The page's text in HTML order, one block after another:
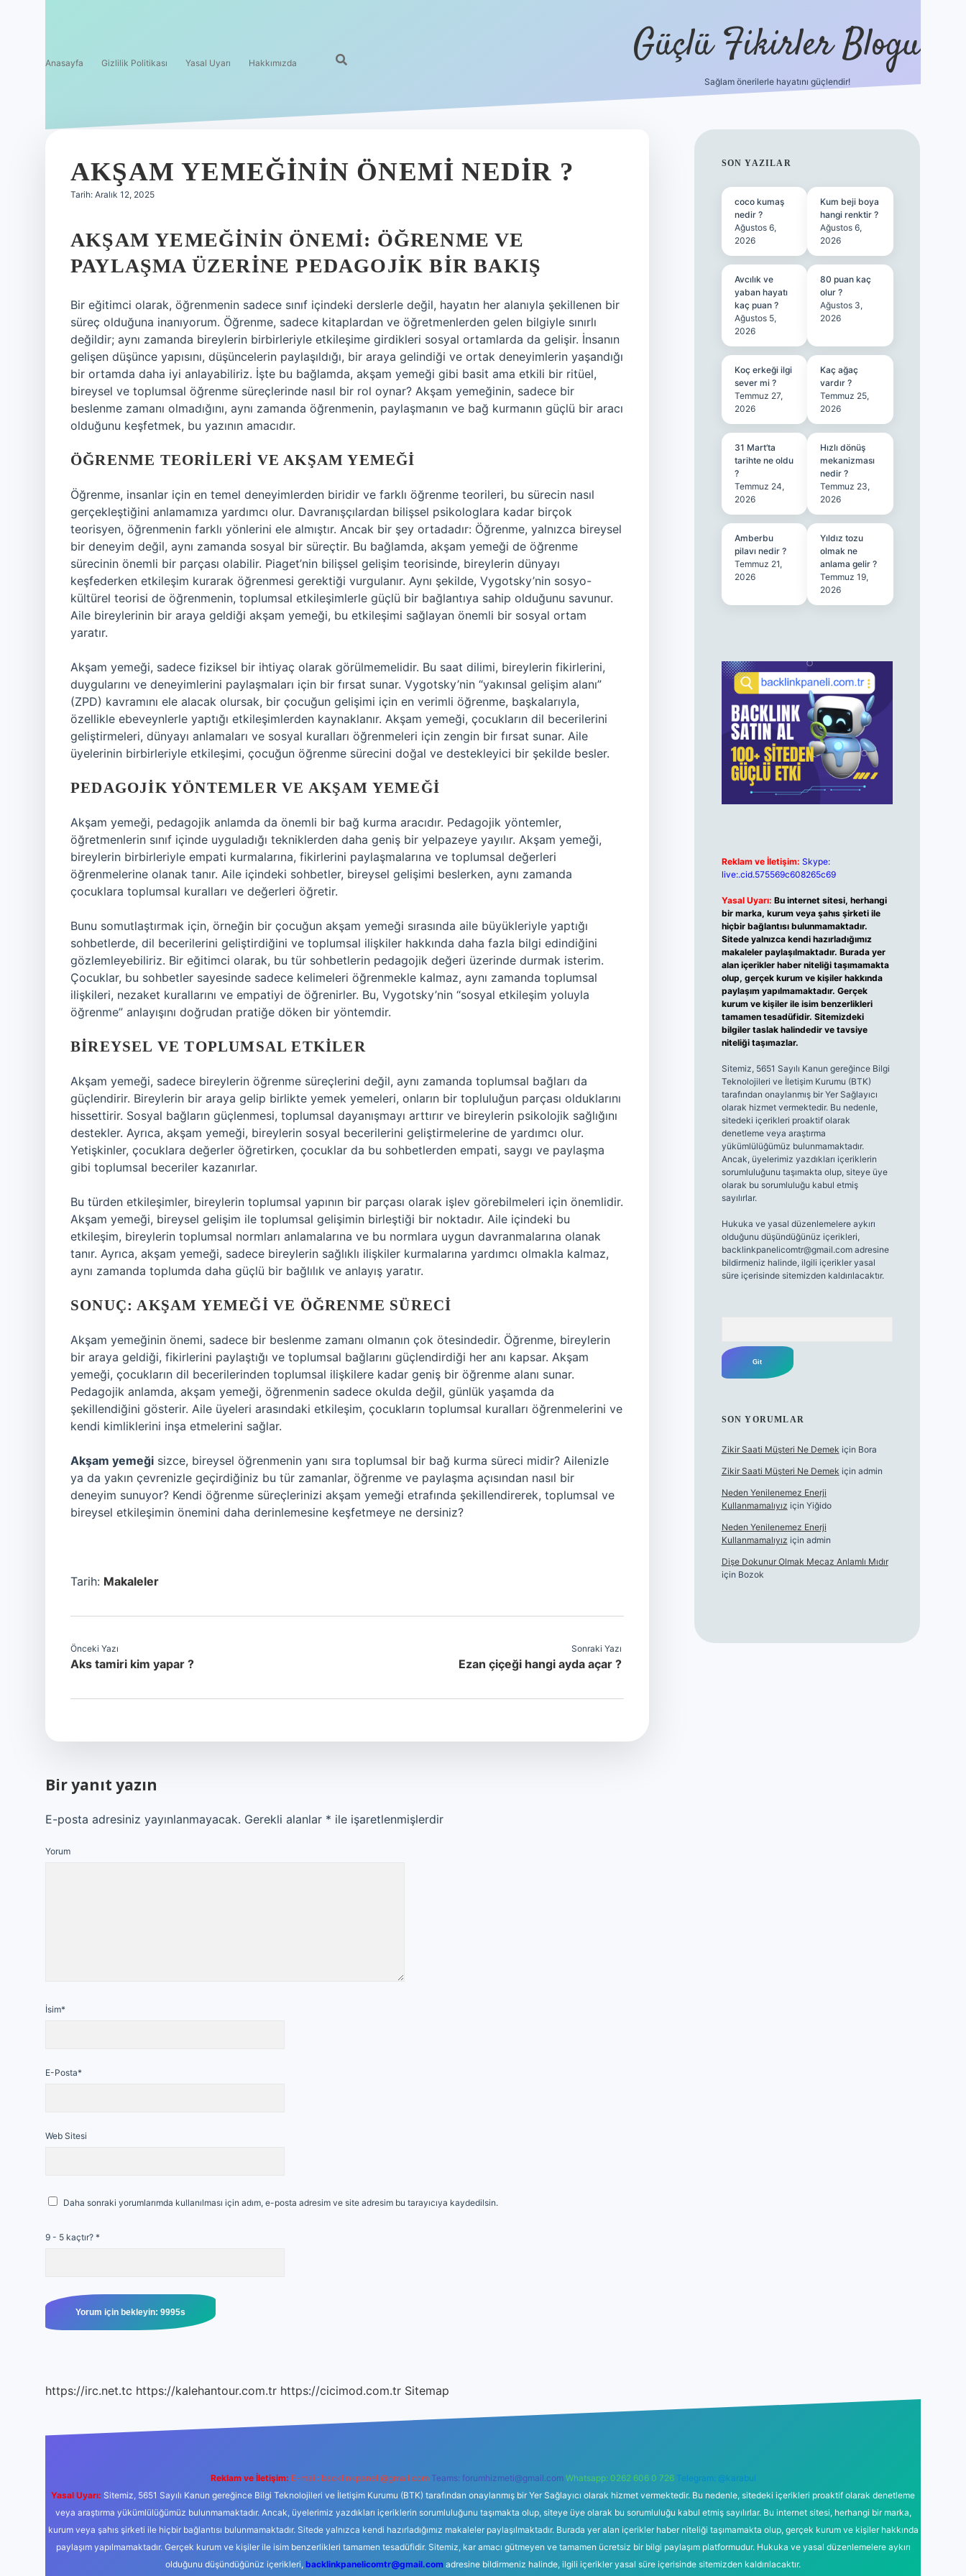
Anasayfa Gizlilik Politikası Yasal Uyarı Hakkımızda Güçlü Fikirler Blogu
Sağlam önerilerle hayatını güçlendir!
AKŞAM YEMEĞININ ÖNEMI NEDIR ?
Tarih: Aralık 12, 2025
AKŞAM YEMEĞININ ÖNEMI: ÖĞRENME VE
PAYLAŞMA ÜZERINE PEDAGOJIK BIR BAKIŞ
Bir eğitimci olarak, öğrenmenin sadece sınıf içindeki derslerle değil, hayatın her alanıyla şekillenen bir
süreç olduğuna inanıyorum. Öğrenme, sadece kitaplardan ve öğretmenlerden gelen bilgiyle sınırlı
değildir; aynı zamanda bireylerin birbirleriyle etkileşime girdikleri sosyal ortamlarda da gelişir. İnsanın
gelişen düşünce yapısını, düşüncelerin paylaşıldığı, bir araya gelindiği ve ortak deneyimlerin yaşandığı
bir ortamda daha iyi anlayabiliriz. İşte bu bağlamda, akşam yemeği gibi basit ama etkili bir ritüel,
bireysel ve toplumsal öğrenme süreçlerinde nasıl bir rol oynar? Akşam yemeğinin, sadece bir
beslenme zamanı olmadığını, aynı zamanda öğrenmenin, paylaşmanın ve bağ kurmanın güçlü bir aracı
olduğunu keşfetmek, bu yazının amacıdır.
ÖĞRENME TEORILERI VE AKŞAM YEMEĞI
Öğrenme, insanlar için en temel deneyimlerden biridir ve farklı öğrenme teorileri, bu sürecin nasıl
gerçekleştiğini anlamamıza yardımcı olur. Davranışçılardan bilişsel psikologlara kadar birçok
teorisyen, öğrenmenin farklı yönlerini ele almıştır. Ancak bir şey ortadadır: Öğrenme, yalnızca bireysel
bir deneyim değil, aynı zamanda sosyal bir süreçtir. Bu bağlamda, akşam yemeği de öğrenme
sürecinin önemli bir parçası olabilir. Piaget’nin bilişsel gelişim teorisinde, bireylerin dünyayı
keşfederken etkileşim kurarak öğrenmesi gerektiği vurgulanır. Aynı şekilde, Vygotsky’nin sosyo-
kültürel teorisi de öğrenmenin, toplumsal etkileşimlerle güçlü bir bağlantıya sahip olduğunu savunur.
Aile bireylerinin bir araya geldiği akşam yemeği, bu etkileşimi sağlayan önemli bir sosyal ortam
yaratır.
Akşam yemeği, sadece fiziksel bir ihtiyaç olarak görülmemelidir. Bu saat dilimi, bireylerin fikirlerini,
duygularını ve deneyimlerini paylaşmaları için bir fırsat sunar. Vygotsky’nin “yakınsal gelişim alanı”
(ZPD) kavramını ele alacak olursak, bir çocuğun gelişimi için en verimli öğrenme, başkalarıyla,
özellikle ebeveynlerle yaptığı etkileşimlerden kaynaklanır. Akşam yemeği, çocukların dil becerilerini
geliştirmeleri, dünyayı anlamaları ve sosyal kuralları öğrenmeleri için zengin bir fırsat sunar. Aile
üyelerinin birbirleriyle etkileşimi, çocuğun öğrenme sürecini doğal ve destekleyici bir şekilde besler.
PEDAGOJIK YÖNTEMLER VE AKŞAM YEMEĞI
Akşam yemeği, pedagojik anlamda da önemli bir bağ kurma aracıdır. Pedagojik yöntemler,
öğretmenlerin sınıf içinde uyguladığı tekniklerden daha geniş bir yelpazeye yayılır. Akşam yemeği,
bireylerin birbirleriyle empati kurmalarına, fikirlerini paylaşmalarına ve toplumsal değerleri
öğrenmelerine olanak tanır. Aile içindeki sohbetler, bireysel gelişimi beslerken, aynı zamanda
çocuklara toplumsal kuralları ve değerleri öğretir.
Bunu somutlaştırmak için, örneğin bir çocuğun akşam yemeği sırasında aile büyükleriyle yaptığı
sohbetlerde, dil becerilerini geliştirdiğini ve toplumsal ilişkiler hakkında daha fazla bilgi edindiğini
gözlemleyebiliriz. Bir eğitimci olarak, bu tür sohbetlerin pedagojik değeri üzerinde durmak isterim.
Çocuklar, bu sohbetler sayesinde sadece kelimeleri öğrenmekle kalmaz, aynı zamanda toplumsal
ilişkileri, nezaket kurallarını ve empatiyi de öğrenirler. Bu, Vygotsky’nin “sosyal etkileşim yoluyla
öğrenme” anlayışını doğrudan pratiğe döken bir yöntemdir.
BIREYSEL VE TOPLUMSAL ETKILER
Akşam yemeği, sadece bireylerin öğrenme süreçlerini değil, aynı zamanda toplumsal bağları da
güçlendirir. Bireylerin bir araya gelip birlikte yemek yemeleri, onların bir topluluğun parçası olduklarını
hissettirir. Sosyal bağların güçlenmesi, toplumsal dayanışmayı arttırır ve bireylerin psikolojik sağlığını
destekler. Ayrıca, akşam yemeği, bireylerin sosyal becerilerini geliştirmelerine de yardımcı olur.
Yetişkinler, çocuklara değerler öğretirken, çocuklar da bu sohbetlerden empati, saygı ve paylaşma
gibi toplumsal beceriler kazanırlar.
Bu türden etkileşimler, bireylerin toplumsal yapının bir parçası olarak işlev görebilmeleri için önemlidir.
Akşam yemeği, bireysel gelişim ile toplumsal gelişimin birleştiği bir noktadır. Aile içindeki bu
etkileşim, bireylerin toplumsal normları anlamalarına ve bu normlara uygun davranmalarına olanak
tanır. Ayrıca, akşam yemeği, sadece bireylerin sağlıklı ilişkiler kurmalarına yardımcı olmakla kalmaz,
aynı zamanda toplumda daha güçlü bir bağlılık ve anlayış yaratır.
SONUÇ: AKŞAM YEMEĞI VE ÖĞRENME SÜRECI
Akşam yemeğinin önemi, sadece bir beslenme zamanı olmanın çok ötesindedir. Öğrenme, bireylerin
bir araya geldiği, fikirlerini paylaştığı ve toplumsal bağlarını güçlendirdiği her anı kapsar. Akşam
yemeği, çocukların dil becerilerinden toplumsal ilişkilere kadar geniş bir öğrenme alanı sunar.
Pedagojik anlamda, akşam yemeği, öğrenmenin sadece okulda değil, günlük yaşamda da
şekillendiğini gösterir. Aile üyeleri arasındaki etkileşim, çocukların toplumsal kuralları öğrenmelerini ve
kendi kimliklerini inşa etmelerini sağlar.
Akşam yemeği sizce, bireysel öğrenmenin yanı sıra toplumsal bir bağ kurma süreci midir? Ailenizle
ya da yakın çevrenizle geçirdiğiniz bu tür zamanlar, öğrenme ve paylaşma açısından nasıl bir
deneyim sunuyor? Kendi öğrenme süreçlerinizi akşam yemeği etrafında şekillendirerek, toplumsal ve
bireysel etkileşimin önemini daha derinlemesine keşfetmeye ne dersiniz?
Tarih: Makaleler
Önceki Yazı
Aks tamiri kim yapar ?
Sonraki Yazı
Ezan çiçeği hangi ayda açar ?
Bir yanıt yazın
E-posta adresiniz yayınlanmayacak. Gerekli alanlar * ile işaretlenmişlerdir
Yorum
İsim*
E-Posta*
Web Sitesi
Daha sonraki yorumlarımda kullanılması için adım, e-posta adresim ve site adresim bu tarayıcıya kaydedilsin.
9 - 5 kaçtır? *
https://irc.net.tc https://kalehantour.com.tr https://cicimod.com.tr Sitemap
SIDEBAR
SON YAZILAR
coco kumaş
nedir ?
Ağustos 6,
2026
Kum beji boya
hangi renktir ?
Ağustos 6,
2026
Avcılık ve
yaban hayatı
kaç puan ?
Ağustos 5,
2026
80 puan kaç
olur ?
Ağustos 3,
2026
Koç erkeği ilgi
sever mi ?
Temmuz 27,
2026
Kaç ağaç
vardır ?
Temmuz 25,
2026
31 Mart’ta
tarihte ne oldu
?
Temmuz 24,
2026
Hızlı dönüş
mekanizması
nedir ?
Temmuz 23,
2026
Amberbu
pilavı nedir ?
Temmuz 21,
2026
Yıldız tozu
olmak ne
anlama gelir ?
Temmuz 19,
2026
Reklam ve İletişim: Skype:
live:.cid.575569c608265c69
Yasal Uyarı: Bu internet sitesi, herhangi
bir marka, kurum veya şahıs şirketi ile
hiçbir bağlantısı bulunmamaktadır.
Sitede yalnızca kendi hazırladığımız
makaleler paylaşılmaktadır. Burada yer
alan içerikler haber niteliği taşımamakta
olup, gerçek kurum ve kişiler hakkında
paylaşım yapılmamaktadır. Gerçek
kurum ve kişiler ile isim benzerlikleri
tamamen tesadüfidir. Sitemizdeki
bilgiler taslak halindedir ve tavsiye
niteliği taşımazlar.
Sitemiz, 5651 Sayılı Kanun gereğince Bilgi
Teknolojileri ve İletişim Kurumu (BTK)
tarafından onaylanmış bir Yer Sağlayıcı
olarak hizmet vermektedir. Bu nedenle,
sitedeki içerikleri proaktif olarak
denetleme veya araştırma
yükümlülüğümüz bulunmamaktadır.
Ancak, üyelerimiz yazdıkları içeriklerin
sorumluluğunu taşımakta olup, siteye üye
olarak bu sorumluluğu kabul etmiş
sayılırlar.
Hukuka ve yasal düzenlemelere aykırı
olduğunu düşündüğünüz içerikleri,
backlinkpanelicomtr@gmail.comadresine
bildirmeniz halinde, ilgili içerikler yasal
süre içerisinde sitemizden kaldırılacaktır.
SON YORUMLAR
Zikir Saati Müşteri Ne Demek için Bora
Zikir Saati Müşteri Ne Demek için admin
Neden Yenilenemez Enerji
Kullanmamalıyız için Yiğido
Neden Yenilenemez Enerji
Kullanmamalıyız için admin
Dişe Dokunur Olmak Mecaz Anlamlı Mıdır
için Bozok
ilbet bahis sitesi
Reklam ve İletişim: E-mail: backlinkpaneli@gmail.com Teams: forumhizmeti@gmail.com Whatsapp: 0262 606 0 726 Telegram: @karabul
Yasal Uyarı: Sitemiz, 5651 Sayılı Kanun gereğince Bilgi Teknolojileri ve İletişim Kurumu (BTK) tarafından onaylanmış bir Yer Sağlayıcı olarak hizmet vermektedir. Bu nedenle, sitedeki içerikleri proaktif olarak denetleme
veya araştırma yükümlülüğümüz bulunmamaktadır. Ancak, üyelerimiz yazdıkları içeriklerin sorumluluğunu taşımakta olup, siteye üye olarak bu sorumluluğu kabul etmiş sayılırlar. Bu internet sitesi, herhangi bir marka,
kurum veya şahıs şirketi ile hiçbir bağlantısı bulunmamaktadır. Sitede yalnızca kendi hazırladığımız makaleler paylaşılmaktadır. Burada yer alan içerikler haber niteliği taşımamakta olup, gerçek kurum ve kişiler hakkında
paylaşım yapılmamaktadır. Gerçek kurum ve kişiler ile isim benzerlikleri tamamen tesadüfidir. Sitemiz, kar amacı gütmeyen ve tamamen ücretsiz bir bilgi paylaşım platformudur. Hukuka ve yasal düzenlemelere aykırı
olduğunu düşündüğünüz içerikleri, backlinkpanelicomtr@gmail.com adresine bildirmeniz halinde, ilgili içerikler yasal süre içerisinde sitemizden kaldırılacaktır.